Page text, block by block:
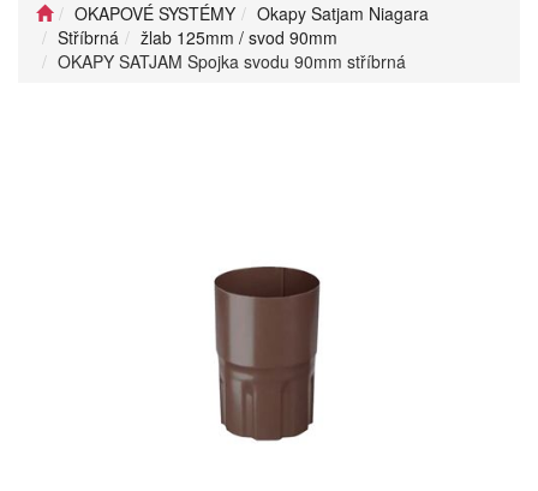
OKAPOVÉ SYSTÉMY
Okapy Satjam Niagara
Stříbrná
žlab 125mm / svod 90mm
OKAPY SATJAM Spojka svodu 90mm stříbrná